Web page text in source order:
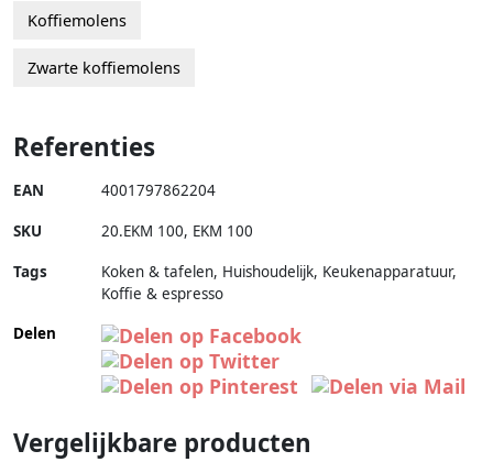
Koffiemolens
Zwarte koffiemolens
Referenties
EAN 4001797862204
SKU 20.EKM 100, EKM 100
Tags
Koken & tafelen, Huishoudelijk, Keukenapparatuur,
Koffie & espresso
Delen
Vergelijkbare producten